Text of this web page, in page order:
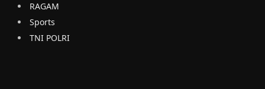
RAGAM
Sports
TNI POLRI